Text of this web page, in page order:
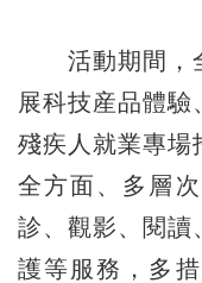
活動期間，全
展科技産品體驗
殘疾人就業專場
全方面、多層
診、觀影、閱讀
護等服務，多